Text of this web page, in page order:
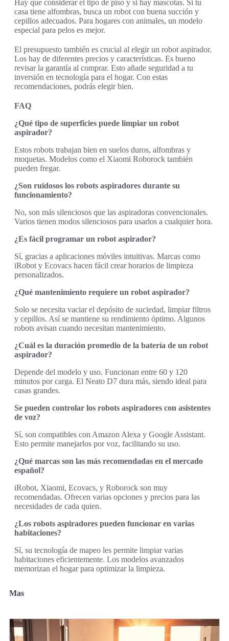
Hay que considerar el tipo de piso y si hay mascotas. Si tu
casa tiene alfombras, busca un robot con buena succión y
cepillos adecuados. Para hogares con animales, un modelo
especial para pelos es mejor.
El presupuesto también es crucial al elegir un robot aspirador.
Los hay de diferentes precios y características. Es bueno
revisar la garantía al comprar. Esto añade seguridad a tu
inversión en tecnología para el hogar. Con estas
recomendaciones, podrás elegir bien.
FAQ
¿Qué tipo de superficies puede limpiar un robot
aspirador?
Estos robots trabajan bien en suelos duros, alfombras y
moquetas. Modelos como el Xiaomi Roborock también
pueden fregar.
¿Son ruidosos los robots aspiradores durante su
funcionamiento?
No, son más silenciosos que las aspiradoras convencionales.
Varios tienen modos silenciosos para usarlos a cualquier hora.
¿Es fácil programar un robot aspirador?
Sí, gracias a aplicaciones móviles intuitivas. Marcas como
iRobot y Ecovacs hacen fácil crear horarios de limpieza
personalizados.
¿Qué mantenimiento requiere un robot aspirador?
Solo se necesita vaciar el depósito de suciedad, limpiar filtros
y cepillos. Así se mantiene su rendimiento óptimo. Algunos
robots avisan cuando necesitan mantenimiento.
¿Cuál es la duración promedio de la batería de un robot
aspirador?
Depende del modelo y uso. Funcionan entre 60 y 120
minutos por carga. El Neato D7 dura más, siendo ideal para
casas grandes.
Se pueden controlar los robots aspiradores con asistentes
de voz?
Sí, son compatibles con Amazon Alexa y Google Assistant.
Esto permite manejarlos por voz, facilitando su uso.
¿Qué marcas son las más recomendadas en el mercado
español?
iRobot, Xiaomi, Ecovacs, y Roborock son muy
recomendadas. Ofrecen varias opciones y precios para las
necesidades de cada quien.
¿Los robots aspiradores pueden funcionar en varias
habitaciones?
Sí, su tecnología de mapeo les permite limpiar varias
habitaciones eficientemente. Los modelos avanzados
memorizan el hogar para optimizar la limpieza.
Mas